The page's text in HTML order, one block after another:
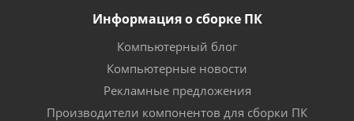
Информация о сборке ПК
Компьютерный блог
Компьютерные новости
Рекламные предложения
Производители компонентов для сборки ПК